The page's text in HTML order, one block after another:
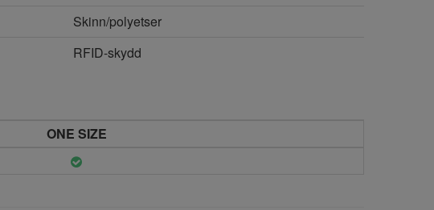
Skinn/polyetser
RFID-skydd
ONE SIZE